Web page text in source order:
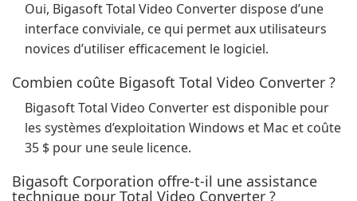
Oui, Bigasoft Total Video Converter dispose d’une
interface conviviale, ce qui permet aux utilisateurs
novices d’utiliser efficacement le logiciel.
Combien coûte Bigasoft Total Video Converter ?
Bigasoft Total Video Converter est disponible pour
les systèmes d’exploitation Windows et Mac et coûte
35 $ pour une seule licence.
Bigasoft Corporation offre-t-il une assistance
technique pour Total Video Converter ?